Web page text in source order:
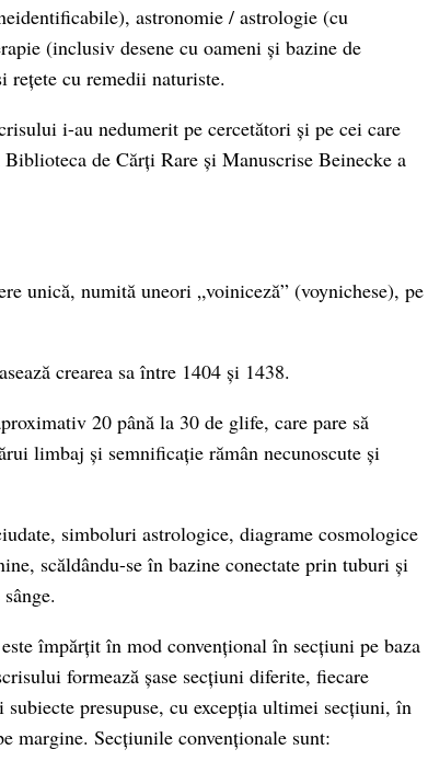
astronomie / astrologie (cu
(inclusiv desene cu oameni și bazine de
rețete cu remedii naturiste.
i-au nedumerit pe cercetători și pe cei care
de Cărți Rare și Manuscrise Beinecke a
unică, numită uneori „voiniceză” (voynichese), pe
crearea sa între 1404 și 1438.
20 până la 30 de glife, care pare să
limbaj și semnificație rămân necunoscute și
simboluri astrologice, diagrame cosmologice
scăldându-se în bazine conectate prin tuburi și
împărțit în mod convențional în secțiuni pe baza
formează șase secțiuni diferite, fiecare
presupuse, cu excepția ultimei secțiuni, în
margine. Secțiunile convenționale sunt: